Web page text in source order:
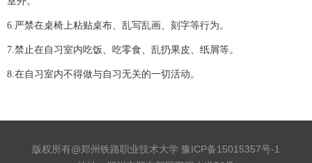
6.严禁在桌椅上粘贴桌布、乱写乱画、刻字等行为。
7.禁止在自习室内吃饭、吃零食、乱扔果皮、纸屑等。
8.在自习室内不得做与自习无关的一切活动。
版权所有@郑州铁路职业技术大学 豫ICP备15015357号-1